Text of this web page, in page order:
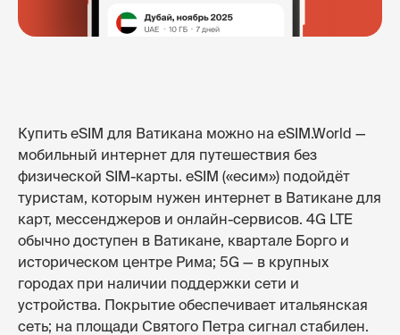
Купить eSIM для Ватикана можно на eSIM.World —
мобильный интернет для путешествия без
физической SIM-карты. eSIM («есим») подойдёт
туристам, которым нужен интернет в Ватикане для
карт, мессенджеров и онлайн-сервисов. 4G LTE
обычно доступен в Ватикане, квартале Борго и
историческом центре Рима; 5G — в крупных
городах при наличии поддержки сети и
устройства. Покрытие обеспечивает итальянская
сеть; на площади Святого Петра сигнал стабилен.